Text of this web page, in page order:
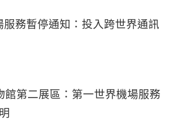
服務暫停通知：投入跨世界通訊
館第二展區：第一世界機場服務